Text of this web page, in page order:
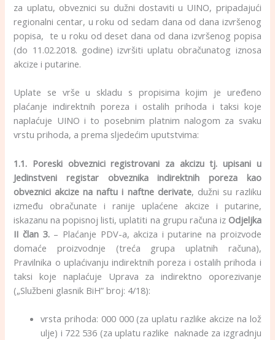
za uplatu, obveznici su dužni dostaviti u UINO, pripadajući
regionalni centar, u roku od sedam dana od dana izvršenog
popisa, te u roku od deset dana od dana izvršenog popisa
(do 11.02.2018. godine) izvršiti uplatu obračunatog iznosa
akcize i putarine.
Uplate se vrše u skladu s propisima kojim je uređeno
plaćanje indirektnih poreza i ostalih prihoda i taksi koje
naplaćuje UINO i to posebnim platnim nalogom za svaku
vrstu prihoda, a prema sljedećim uputstvima:
1.1. Poreski obveznici registrovani za akcizutj. upisani u
Jedinstveni registar obveznika indirektnih poreza kao
obveznici akcize na naftu i naftne derivate, dužni su razliku
između obračunate i ranije uplaćene akcize i putarine,
iskazanu na popisnoj listi, uplatiti na grupu računa iz Odjeljka
II član 3. – Plaćanje PDV-a, akciza i putarine na proizvode
domaće proizvodnje (treća grupa uplatnih računa),
Pravilnika o uplaćivanju indirektnih poreza i ostalih prihoda i
taksi koje naplaćuje Uprava za indirektno oporezivanje
(„Službeni glasnik BiH” broj: 4/18):
vrsta prihoda: 000 000 (za uplatu razlike akcize na lož
ulje) i 722 536 (za uplatu razlike naknade za izgradnju